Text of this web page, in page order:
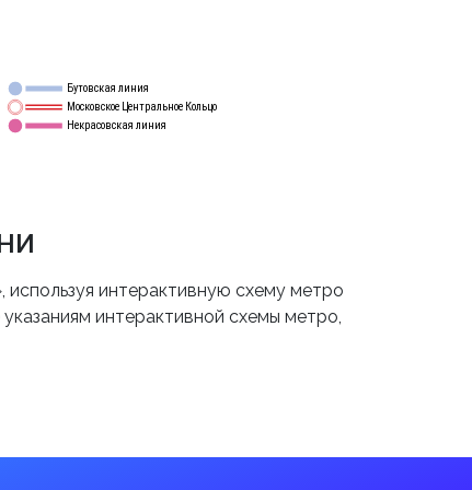
Бутовская линия
Московское Центральное Кольцо
Некрасовская линия
интерактивную схему метро
интерактивной схемы метро,